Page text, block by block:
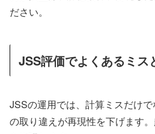
ださい。
JSS評価でよくあるミス
JSSの運用では、計算ミスだけ
の取り違えが再現性を下げます